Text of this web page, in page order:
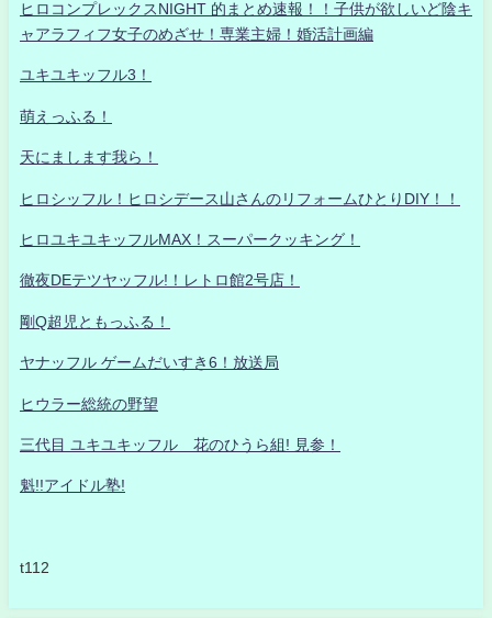
ヒロコンプレックスNIGHT 的まとめ速報！！子供が欲しいど陰キ
ャアラフィフ女子のめざせ！専業主婦！婚活計画編
ユキユキッフル3！
萌えっふる！
天にまします我ら！
ヒロシッフル！ヒロシデース山さんのリフォームひとりDIY！！
ヒロユキユキッフルMAX！スーパークッキング！
徹夜DEテツヤッフル!！レトロ館2号店！
剛Q超児ともっふる！
ヤナッフル ゲームだいすき6！放送局
ヒウラー総統の野望
三代目 ユキユキッフル 花のひうら組! 見参！
魁!!アイドル塾!
t112